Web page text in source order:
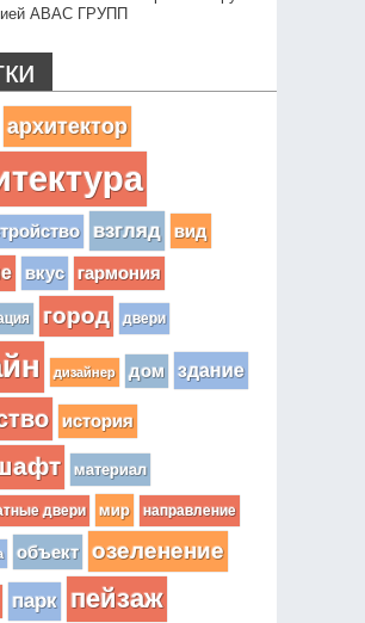
АВАС ГРУПП
архитектор
взгляд вид
вкус гармония
город двери
дизайнер дом здание
история
материал
двери мир направление
объект озеленение
парк пейзаж